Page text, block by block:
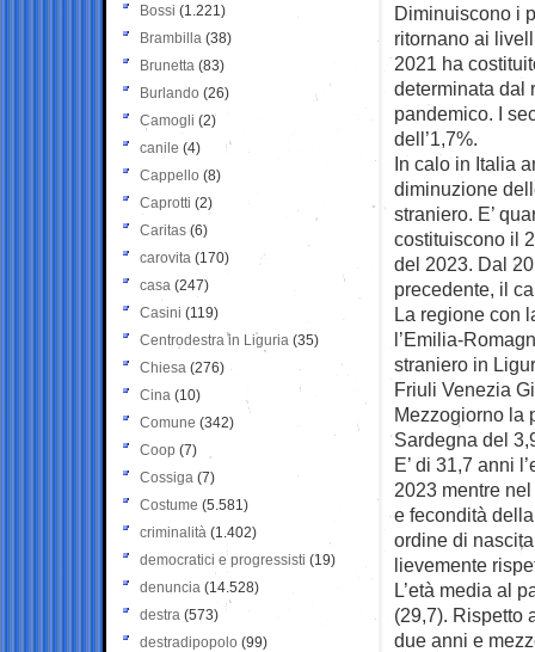
Diminuiscono i
ritornano ai
2021 ha
determinata dal
pandemico. I
dell’1,7%.
In calo in Italia
diminuzione
straniero. E’
costituiscono il
del 2023. Dal
precedente, il
La regione con
l’Emilia-
straniero in
Friuli Venezia
Mezzogiorno la
Sardegna del
E’ di 31,7 anni
2023 mentre
e fecondità
ordine di
lievemente
L’età media al
(29,7). Rispetto
due anni e
Bossi (1.221)
Brambilla (38)
Brunetta (83)
Burlando (26)
Camogli (2)
canile (4)
Cappello (8)
Caprotti (2)
Caritas (6)
carovita (170)
casa (247)
Casini (119)
Centrodestra in Liguria (35)
Chiesa (276)
Cina (10)
Comune (342)
Coop (7)
Cossiga (7)
Costume (5.581)
criminalità (1.402)
democratici e progressisti (19)
denuncia (14.528)
destra (573)
destradipopolo (99)